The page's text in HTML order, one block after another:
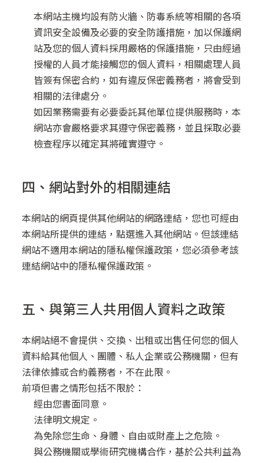
本網站主機均設有防火牆、防毒系統等相關的各項
資訊安全設備及必要的安全防護措施，加以保護網
站及您的個人資料採用嚴格的保護措施，只由經過
授權的人員才能接觸您的個人資料，相關處理人員
皆簽有保密合約，如有違反保密義務者，將會受到
相關的法律處分。
如因業務需要有必要委託其他單位提供服務時，本
網站亦會嚴格要求其遵守保密義務，並且採取必要
檢查程序以確定其將確實遵守。
四、網站對外的相關連結
本網站的網頁提供其他網站的網路連結，您也可經由
本網站所提供的連結，點選進入其他網站。但該連結
網站不適用本網站的隱私權保護政策，您必須參考該
連結網站中的隱私權保護政策。
五、與第三人共用個人資料之政策
本網站絕不會提供、交換、出租或出售任何您的個人
資料給其他個人、團體、私人企業或公務機關，但有
法律依據或合約義務者，不在此限。
前項但書之情形包括不限於：
經由您書面同意。
法律明文規定。
為免除您生命、身體、自由或財產上之危險。
與公務機關或學術研究機構合作，基於公共利益為